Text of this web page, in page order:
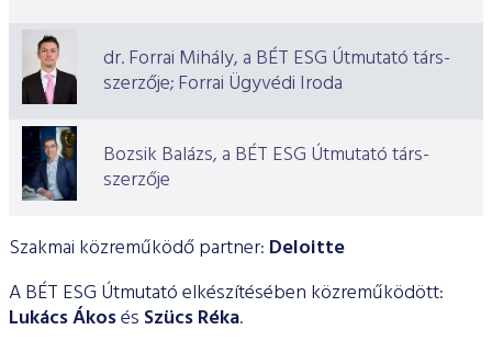
dr. Forrai Mihály, a BÉT ESG Útmutató társ-
szerzője; Forrai Ügyvédi Iroda
Bozsik Balázs, a BÉT ESG Útmutató társ-
szerzője
Szakmai közreműködő partner: Deloitte
A BÉT ESG Útmutató elkészítésében közreműködött:
Lukács Ákosés Szücs Réka.